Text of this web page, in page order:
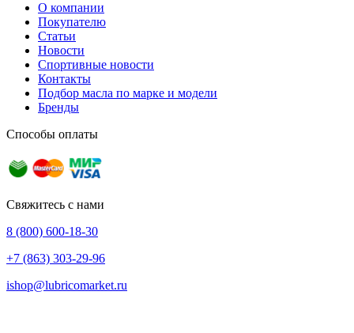
О компании
Покупателю
Статьи
Новости
Спортивные новости
Контакты
Подбор масла по марке и модели
Бренды
Способы оплаты
Свяжитесь с нами
8 (800) 600-18-30
+7 (863) 303-29-96
ishop@lubricomarket.ru